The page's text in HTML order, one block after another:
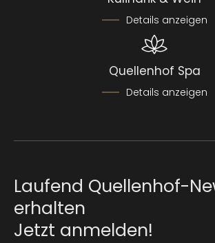
Details anzeigen
Quellenhof Spa
Details anzeigen
Laufend Quellenhof-
erhalten
Jetzt anmelden!